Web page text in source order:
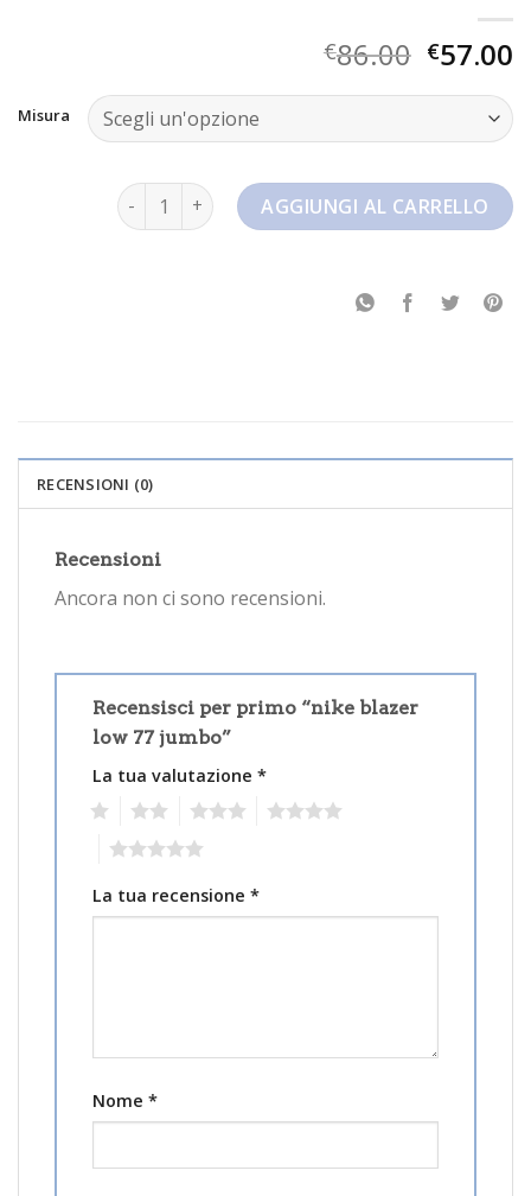
€86.00 €57.00
Misura
nike blazer low 77 jumbo quantità
AGGIUNGI AL CARRELLO
RECENSIONI (0)
Recensioni
Ancora non ci sono recensioni.
Recensisci per primo “nike blazer
low 77 jumbo”
La tua valutazione *
La tua recensione *
Nome *